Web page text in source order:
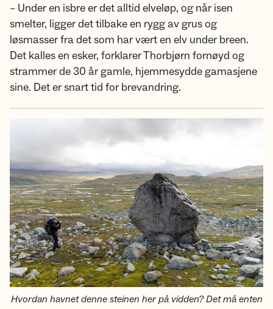
– Under en isbre er det alltid elveløp, og når isen
smelter, ligger det tilbake en rygg av grus og
løsmasser fra det som har vært en elv under breen.
Det kalles en esker, forklarer Thorbjørn fornøyd og
strammer de 30 år gamle, hjemmesydde gamasjene
sine. Det er snart tid for brevandring.
Hvordan havnet denne steinen her på vidden? Det må enten